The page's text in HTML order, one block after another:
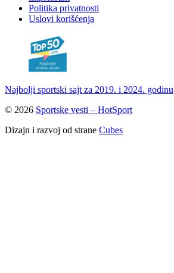
Politika privatnosti
Uslovi korišćenja
Najbolji sportski sajt za 2019. i 2024. godinu
© 2026 Sportske vesti – HotSport
Dizajn i razvoj od strane Cubes